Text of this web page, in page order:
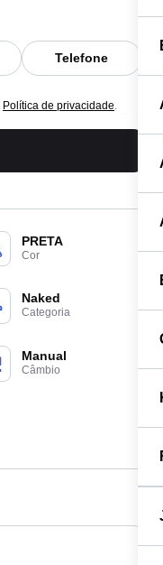
PRETA
Cor
Naked
Categoria
Manual
Câmbio
Telefone
Política de privacidade